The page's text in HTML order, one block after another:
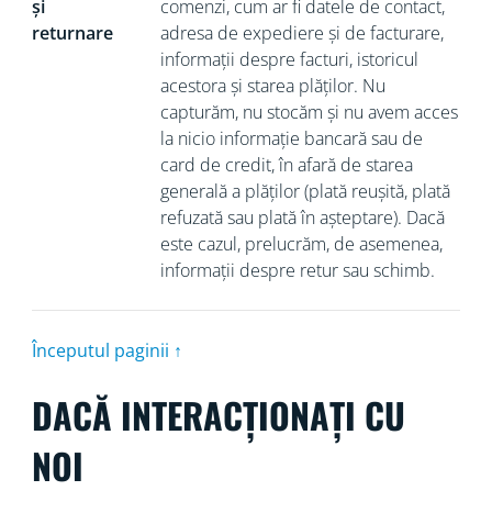
și
returnare
comenzi, cum ar fi datele de contact,
adresa de expediere și de facturare,
informații despre facturi, istoricul
acestora și starea plăților. Nu
capturăm, nu stocăm și nu avem acces
la nicio informație bancară sau de
card de credit, în afară de starea
generală a plăților (plată reușită, plată
refuzată sau plată în așteptare). Dacă
este cazul, prelucrăm, de asemenea,
informații despre retur sau schimb.
Începutul paginii ↑
DACĂ INTERACȚIONAȚI CU
NOI